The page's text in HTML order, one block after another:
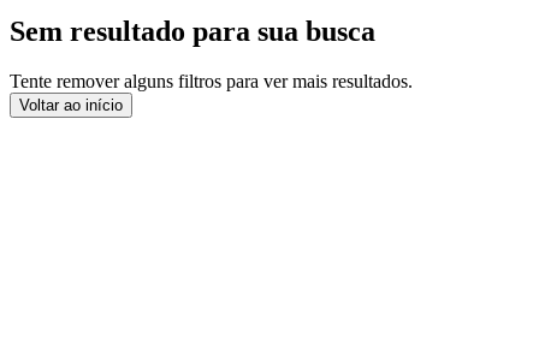
Sem resultado para sua busca
Tente remover alguns filtros para ver mais resultados.
Voltar ao início